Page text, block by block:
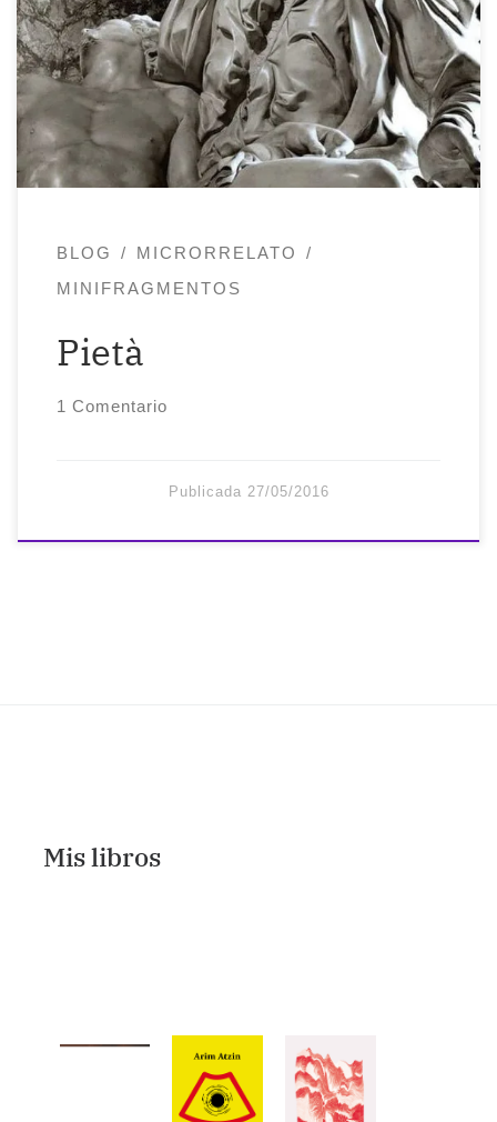
müssen, um solche Körper zu gebären –
denn diese liegen lebendiger als jedes
Herz, das sie zu tragen aufstreben trotz
des Strebens nach dem Tod. Und solche
Liebe wird noch etliche Jahrhunderte
fortleben.
BLOG
MICRORRELATO
MINIFRAGMENTOS
Pietà
1 Comentario
Publicada 27/05/2016
Mis libros